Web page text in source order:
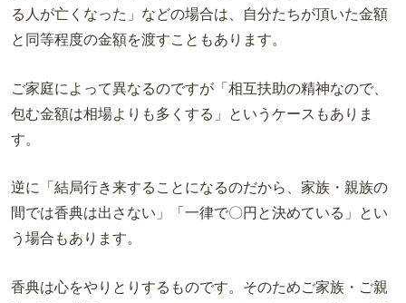
る人が亡くなった」などの場合は、自分たちが頂いた金額
と同等程度の金額を渡すこともあります。
ご家庭によって異なるのですが「相互扶助の精神なので、
包む金額は相場よりも多くする」というケースもありま
す。
逆に「結局行き来することになるのだから、家族・親族の
間では香典は出さない」「一律で〇円と決めている」とい
う場合もあります。
香典は心をやりとりするものです。そのためご家族・ご親